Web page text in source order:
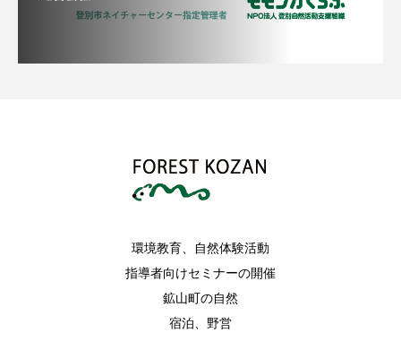
環境教育、自然体験活動
指導者向けセミナーの開催
鉱山町の自然
宿泊、野営